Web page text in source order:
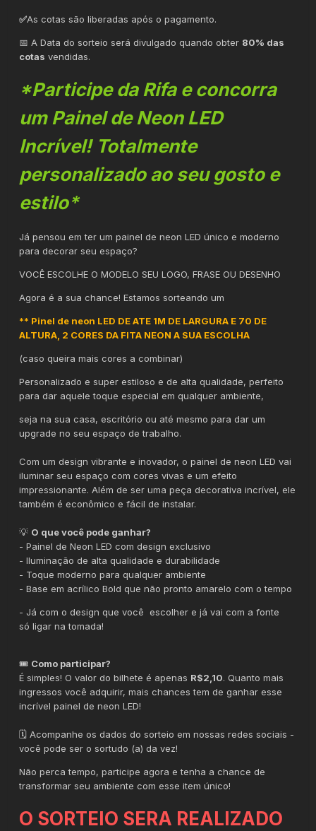
✅As cotas são liberadas após o pagamento.
📅 A Data do sorteio será divulgado quando obter 80% das
cotas vendidas.
*Participe da Rifa e concorra
um Painel de Neon LED
Incrível! Totalmente
personalizado ao seu gosto e
estilo*
Já pensou em ter um painel de neon LED único e moderno
para decorar seu espaço?
VOCÊ ESCOLHE O MODELO SEU LOGO, FRASE OU DESENHO
Agora é a sua chance! Estamos sorteando um
** Pinel de neon LED DE ATE 1M DE LARGURA E 70 DE
ALTURA, 2 CORES DA FITA NEON A SUA ESCOLHA
(caso queira mais cores a combinar)
Personalizado e super estiloso e de alta qualidade, perfeito
para dar aquele toque especial em qualquer ambiente,
seja na sua casa, escritório ou até mesmo para dar um
upgrade no seu espaço de trabalho.
Com um design vibrante e inovador, o painel de neon LED vai
iluminar seu espaço com cores vivas e um efeito
impressionante. Além de ser uma peça decorativa incrível, ele
também é econômico e fácil de instalar.
💡 O que você pode ganhar?
- Painel de Neon LED com design exclusivo
- Iluminação de alta qualidade e durabilidade
- Toque moderno para qualquer ambiente
- Base em acrílico Bold que não pronto amarelo com o tempo
- Já com o design que você escolher e já vai com a fonte
só ligar na tomada!
🎟️ Como participar?
É simples! O valor do bilhete é apenas R$2,10. Quanto mais
ingressos você adquirir, mais chances tem de ganhar esse
incrível painel de neon LED!
🗓️ Acompanhe os dados do sorteio em nossas redes sociais -
você pode ser o sortudo (a) da vez!
Não perca tempo, participe agora e tenha a chance de
transformar seu ambiente com esse item único!
O SORTEIO SERA REALIZADO